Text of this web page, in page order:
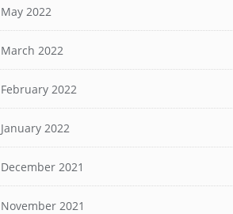
May 2022
March 2022
February 2022
January 2022
December 2021
November 2021